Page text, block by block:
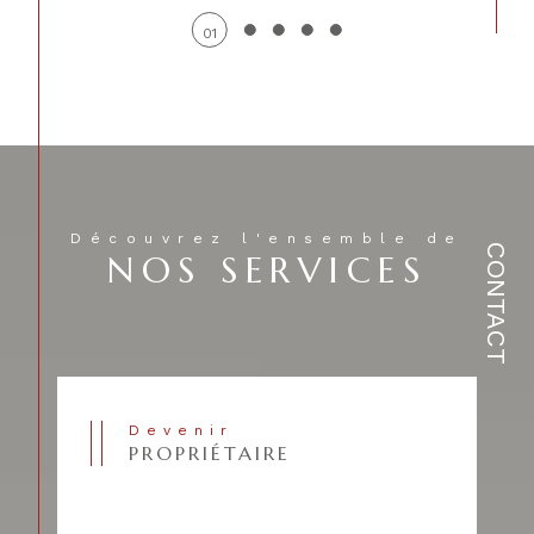
CONTACT
01
Découvrez l'ensemble de
NOS SERVICES
Devenir
PROPRIÉTAIRE